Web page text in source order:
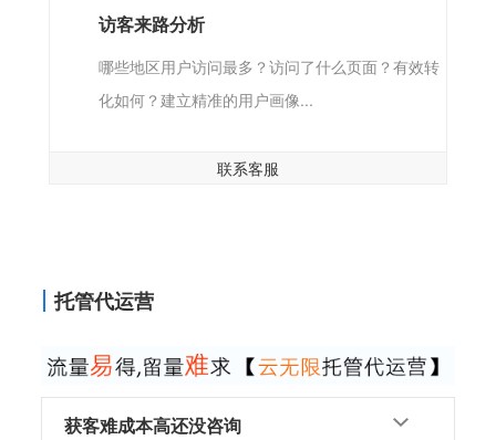
访客来路分析
哪些地区用户访问最多？访问了什么页面？有效转
化如何？建立精准的用户画像...
联系客服
托管代运营
获客难成本高还没咨询